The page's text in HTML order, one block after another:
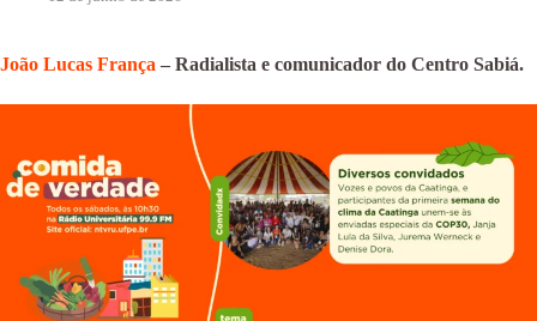
João Lucas França – Radialista e comunicador do Centro Sabiá.